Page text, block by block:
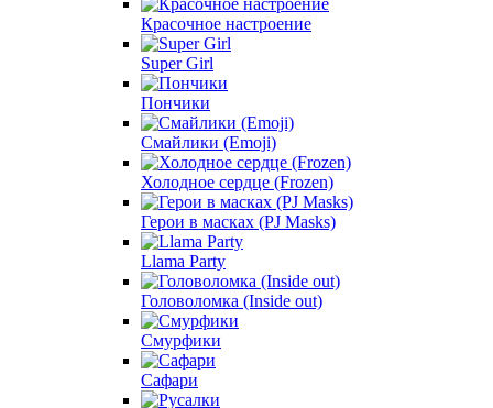
Красочное настроение
Super Girl
Пончики
Смайлики (Emoji)
Холодное сердце (Frozen)
Герои в масках (PJ Masks)
Llama Party
Головоломка (Inside out)
Смурфики
Сафари